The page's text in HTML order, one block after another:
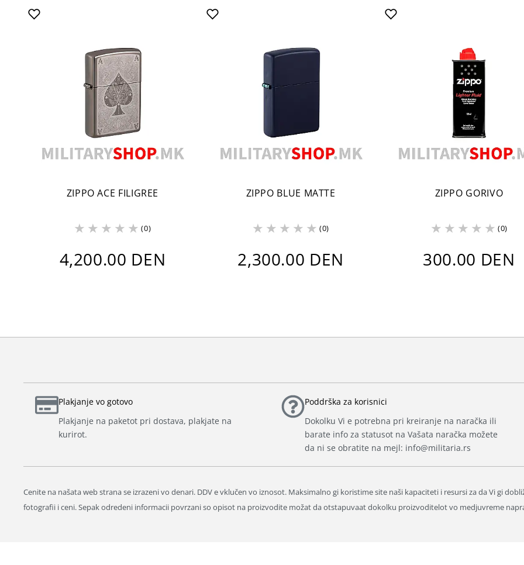
ZIPPO ACE FILIGREE
(0)
4,200.00 DEN
ZIPPO BLUE MATTE
(0)
2,300.00 DEN
ZIPPO GORIVO
(0)
300.00 DEN
Plakjanje vo gotovo
Plakjanje na paketot pri dostava, plakjate na
kurirot.
Poddrška za korisnici
Dokolku Vi e potrebna pri kreiranje na naračka ili
barate info za statusot na Vašata naračka možete
da ni se obratite na mejl: info@militaria.rs
Cenite na našata web strana se izrazeni vo denari. DDV e vklučen vo iznosot. Maksimalno gi koristime site naši kapaciteti i resursi za da Vi gi
fotografii i ceni. Sepak odredeni informacii povrzani so opisot na proizvodite možat da otstapuvaat dokolku proizvoditelot vo medjuvreme